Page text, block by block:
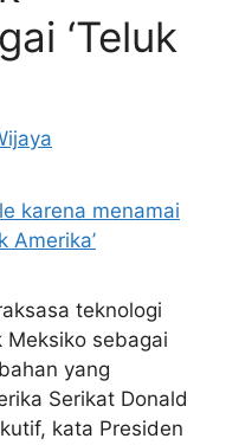
‘Teluk
teknologi
Meksiko sebagai
yang
Serikat Donald
kata Presiden